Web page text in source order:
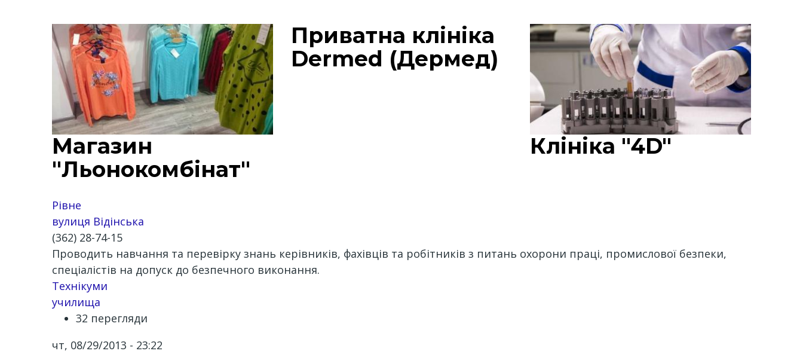
Магазин
"Льонокомбінат"
Приватна клініка
Dermed (Дермед)
Клініка "4D"
Рівне
вулиця Відінська
(362) 28-74-15
Проводить навчання та перевірку знань керівників, фахівців та робітників з питань охорони праці, промислової безпеки,
спеціалістів на допуск до безпечного виконання.
Технікуми
училища
32 перегляди
чт, 08/29/2013 - 23:22